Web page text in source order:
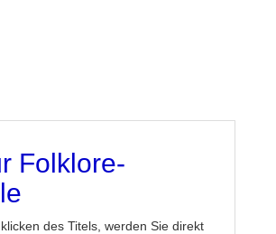
Folklore-
des Titels, werden Sie direkt